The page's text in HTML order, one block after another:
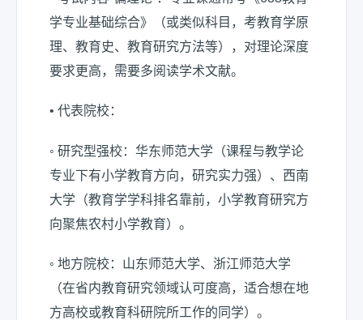
学专业基础综合》（或类似科目，考教育学原
理、教育史、教育研究方法等），对理论深度
要求更高，需要多阅读学术文献。
• 代表院校：
◦ 研究型强校：华东师范大学（课程与教学论
专业下有小学教育方向，研究实力强）、西南
大学（教育学学科排名靠前，小学教育研究方
向聚焦农村小学教育）。
◦ 地方院校：山东师范大学、浙江师范大学
（在省内教育研究领域认可度高，适合想在地
方高校或教育科研院所工作的同学）。